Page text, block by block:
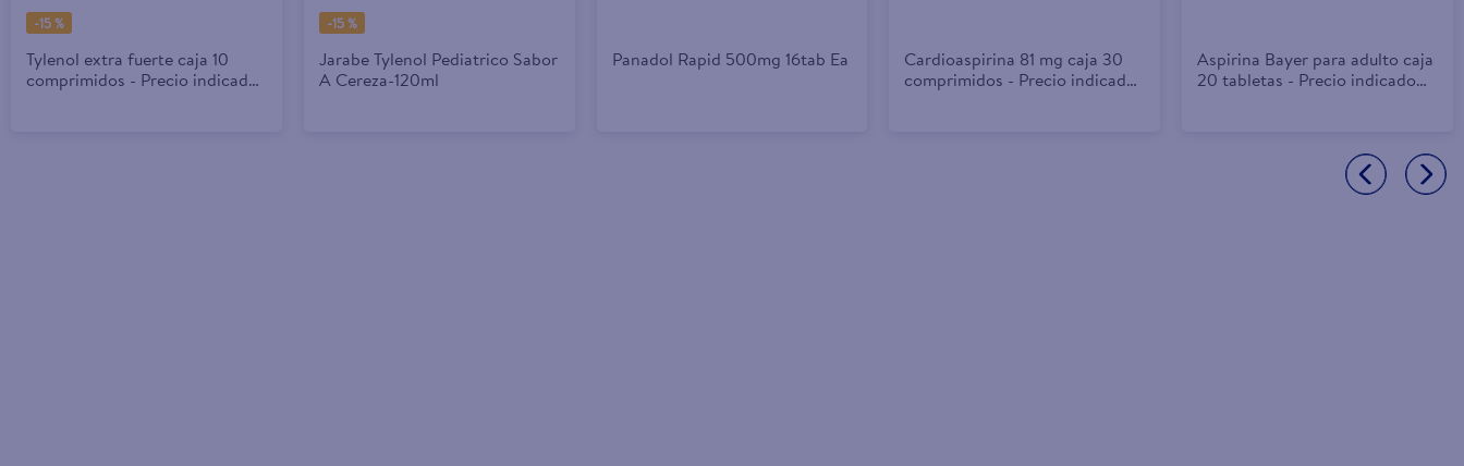
-15 %
Tylenol extra fuerte caja 10
comprimidos - Precio indicado
-15 %
Jarabe Tylenol Pediatrico Sabor
A Cereza-120ml
Panadol Rapid 500mg 16tab Ea
Cardioaspirina 81 mg caja 30
comprimidos - Precio indicado
Aspirina Bayer para adulto caja
20 tabletas - Precio indicado